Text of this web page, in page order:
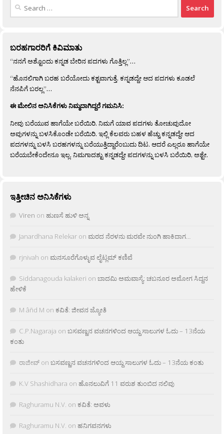
Search
ಬರಹಗಾರರಿಗೆ ಕಿವಿಮಾತು
“ನನಗೆ ಅಶ್ಟೊಂದು ಕನ್ನಡ ಬೇರಿನ ಪದಗಳು ಗೊತ್ತಿಲ್ಲ”…
“ಹೊನಲಿಗಾಗಿ ಬರಹ ಬರೆಯೋದು ಕಶ್ಟವಾಗುತ್ತೆ. ಕನ್ನಡದ್ದೇ ಆದ ಪದಗಳು ಕೂಡಲೆ
ನೆನಪಿಗೆ ಬರಲ್ಲ”…
ಈ ಮೇಲಿನ ಅನಿಸಿಕೆಗಳು ನಿಮ್ಮದಾಗಿದ್ದರೆ ಗಮನಿಸಿ:
ನೀವು ಬರೆಯುವ ಹಾಗೆಯೇ ಬರೆಯಿರಿ. ನಿಮಗೆ ಯಾವ ಪದಗಳು ತೋಚುವುದೋ
ಅವುಗಳನ್ನು ಬಳಸಿಕೊಂಡೇ ಬರೆಯಿರಿ. ಇಲ್ಲಿ ಕೆಲವರು ಬಹಳ ಹೆಚ್ಚು ಕನ್ನಡದ್ದೇ ಆದ
ಪದಗಳನ್ನು ಬಳಸಿ ಬರಹಗಳನ್ನು ಬರೆಯುತ್ತಿದ್ದಾರೆಂಬುದು ದಿಟ. ಆದರೆ ಎಲ್ಲರೂ ಹಾಗೆಯೇ
ಬರೆಯಬೇಕೆಂದೇನೂ ಇಲ್ಲ. ನಿಮಗಾದಶ್ಟು ಕನ್ನಡದ್ದೇ ಪದಗಳನ್ನು ಬಳಸಿ ಬರೆಯಿರಿ, ಅಶ್ಟೇ.
ಇತ್ತೀಚಿನ ಅನಿಸಿಕೆಗಳು
Viren on ಹುಣಸೆ ಹುಳಿ ಅನ್ನ
Janardhana Relekar on ಮರದ ನೆರಳನು ಮರವೇ ನುಂಗಿ ಹಾಕಿದಾಗ…
rjnivah on ಮನಸೂರೆಗೊಳ್ಳುವ ಲೈಟ್ಲಮ್ ಕಣಿವೆ
Siddanagouda kalakeri on ಬಾದಮಿ ಅಮವಾಸ್ಯೆ: ಚಬನೂರ ಅಮೋಗ ಸಿದ್ದನ
ಹೇಳಿಕೆ
M âñd M on ಕವಿತೆ: ಜೀವನ ಜ್ಯೋತಿ
C.P.Nagaraja on ಬಸವಣ್ಣನ ವಚನಗಳಿಂದ ಆಯ್ದ ಸಾಲುಗಳ ಓದು – 13ನೆಯ
ಕಂತು
ರಾಜೀವ್ on ಬಸವಣ್ಣನ ವಚನಗಳಿಂದ ಆಯ್ದ ಸಾಲುಗಳ ಓದು – 13ನೆಯ ಕಂತು
K.V Shashidhara on ಹೊನಲುವಿಗೆ 11 ವರುಶ ತುಂಬಿದ ನಲಿವು
Raghuramu N.V. on ಕವಿತೆ: ಅವಳು
Raghuramu N.V. on ಹನಿಗವನಗಳು